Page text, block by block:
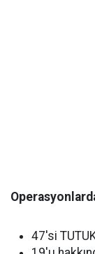
47'si